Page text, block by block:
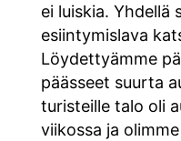
ei luiskia. Yhdellä
esiintymislava
Löydettyämme
päässeet suurta
turisteille talo oli
viikossa ja